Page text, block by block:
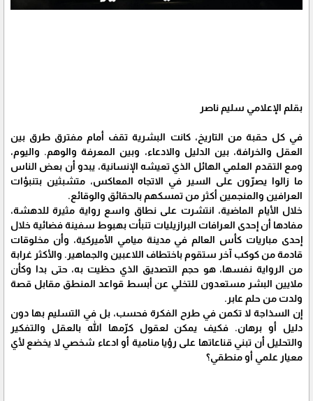
بقلم الإعلامي سليم ناصر
في كل حقبة من التاريخ، كانت البشرية تقف أمام مفترق طرق بين
العقل والخرافة، بين الدليل والادعاء، وبين المعرفة والوهم. واليوم،
ومع التقدم العلمي الهائل الذي تعيشه الإنسانية، يبدو أن بعض الناس
ما زالوا يصرّون على السير في الاتجاه المعاكس، متشبثين بتنبؤات
العرافين والمنجمين أكثر من تمسكهم بالحقائق والوقائع.
خلال الأيام الماضية، انتشرت على نطاق واسع رواية مثيرة للدهشة،
مفادها أن إحدى العرافات البرازيليات تنبأت بهبوط سفينة فضائية خلال
إحدى مباريات كأس العالم في مدينة ميامي الأميركية، وأن مخلوقات
قادمة من كوكب آخر ستقوم باختطاف اللاعبين والجماهير. والأكثر غرابة
من الرواية نفسها، هو حجم التصديق الذي حظيت به، حتى بدا وكأن
ملايين البشر مستعدون للتخلي عن أبسط قواعد المنطق مقابل قصة
ولدت من حلم عابر.
إن السذاجة لا تكمن في طرح الفكرة فحسب، بل في التسليم بها دون
دليل أو برهان. فكيف يمكن لعقول كرّمها الله بالعقل والتفكير
والتحليل أن تبني قناعاتها على رؤيا منامية أو ادعاء شخصي لا يخضع لأي
معيار علمي أو منطقي؟